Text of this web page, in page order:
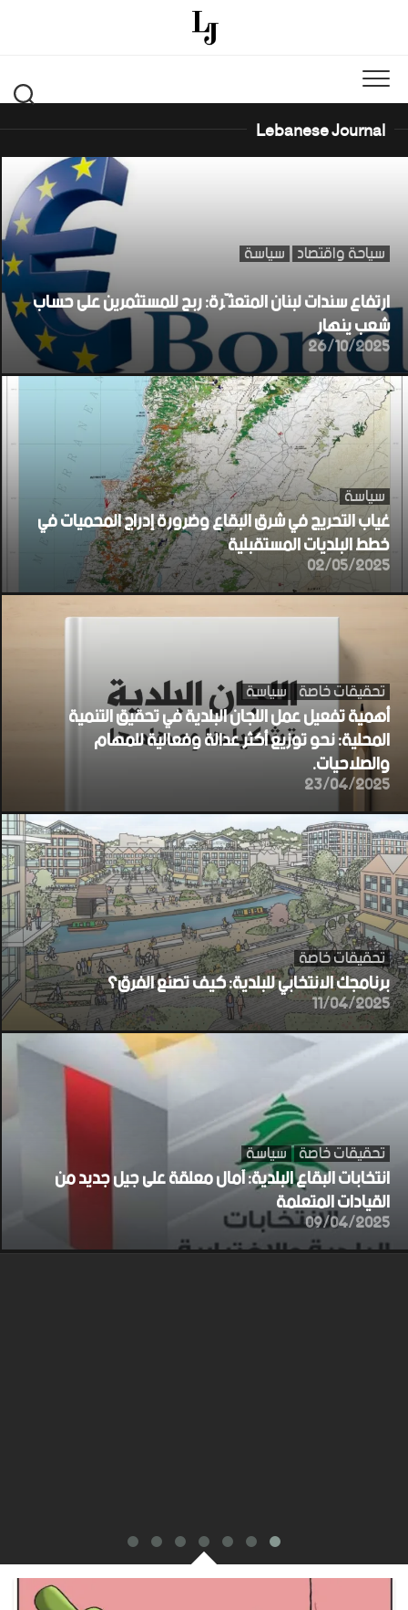
Lebanese Journal
سياحة واقتصاد سياسة
ارتفاع سندات لبنان المتعثّرة: ربح للمستثمرين على حساب
شعب ينهار
26/10/2025
سياسة
غياب التحريج في شرق البقاع وضرورة إدراج المحميات في
خطط البلديات المستقبلية
02/05/2025
تحقيقات خاصة سياسة
أهمية تفعيل عمل اللجان البلدية في تحقيق التنمية
المحلية: نحو توزيع أكثر عدالة وفعالية للمهام
والصلاحيات.
23/04/2025
تحقيقات خاصة
برنامجك الانتخابي للبلدية: كيف تصنع الفرق؟
11/04/2025
تحقيقات خاصة سياسة
انتخابات البقاع البلدية: آمال معلقة على جيل جديد من
القيادات المتعلمة
09/04/2025